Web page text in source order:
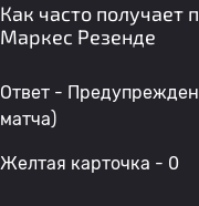
Как часто получает
Маркес Резенде
Ответ -
матча)
Желтая карточка - 0